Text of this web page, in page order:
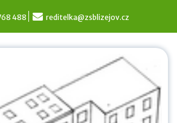
488 reditelka@zsblizejov.cz